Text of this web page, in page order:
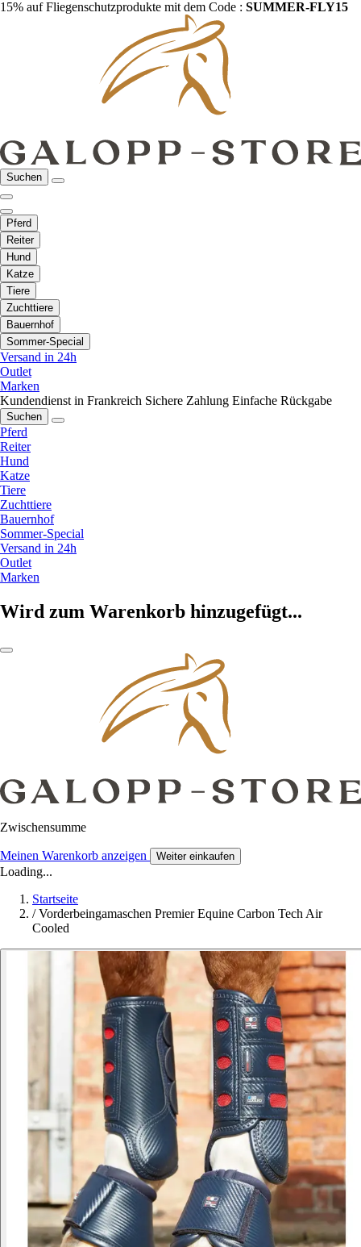
15% auf Fliegenschutzprodukte mit dem Code : SUMMER-FLY15
Suchen
Pferd
Reiter
Hund
Katze
Tiere
Zuchttiere
Bauernhof
Sommer-Special
Versand in 24h
Outlet
Marken
Kundendienst in Frankreich Sichere Zahlung Einfache Rückgabe
Suchen
Pferd
Reiter
Hund
Katze
Tiere
Zuchttiere
Bauernhof
Sommer-Special
Versand in 24h
Outlet
Marken
Wird zum Warenkorb hinzugefügt...
Zwischensumme
Meinen Warenkorb anzeigen Weiter einkaufen
Loading...
Startseite
/ Vorderbeingamaschen Premier Equine Carbon Tech Air
Cooled